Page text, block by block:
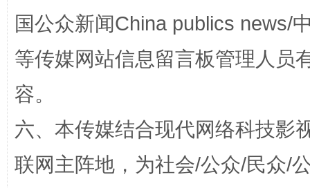
扯下公款旅游的“隐身衣”
国公众新闻China publics news/
等传媒网站信息留言板管理人员
容。
六、本传媒结合现代网络科技影
联网主阵地，为社会/公众/民众/